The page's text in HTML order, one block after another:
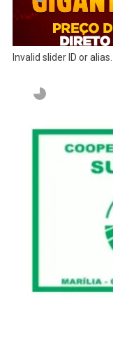
Invalid slider ID or alias.